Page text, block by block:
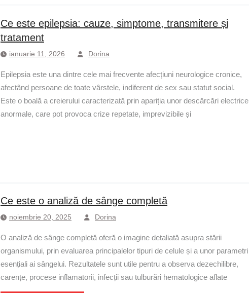
Ce este epilepsia: cauze, simptome, transmitere și
tratament
ianuarie 11, 2026 Dorina
Epilepsia este una dintre cele mai frecvente afecțiuni neurologice cronice,
afectând persoane de toate vârstele, indiferent de sex sau statut social.
Este o boală a creierului caracterizată prin apariția unor descărcări electrice
anormale, care pot provoca crize repetate, imprevizibile și
Ce este o analiză de sânge completă
noiembrie 20, 2025 Dorina
O analiză de sânge completă oferă o imagine detaliată asupra stării
organismului, prin evaluarea principalelor tipuri de celule și a unor parametri
esențiali ai sângelui. Rezultatele sunt utile pentru a observa dezechilibre,
carențe, procese inflamatorii, infecții sau tulburări hematologice aflate